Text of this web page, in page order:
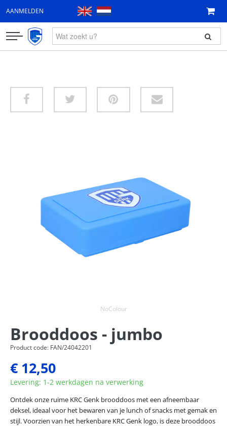
AANMELDEN
NoColour
Brooddoos - jumbo
Product code: FAN/24042201
€ 12,50
Levering: 1-2 werkdagen na verwerking
Ontdek onze ruime KRC Genk brooddoos met een afneembaar
deksel, ideaal voor het bewaren van je lunch of snacks met gemak en
stijl. Voorzien van het herkenbare KRC Genk logo, is deze brooddoos